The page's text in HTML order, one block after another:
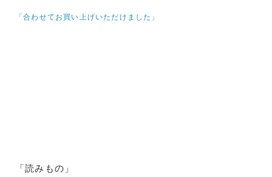
「合わせてお買い上げいただけました」
「読みもの」